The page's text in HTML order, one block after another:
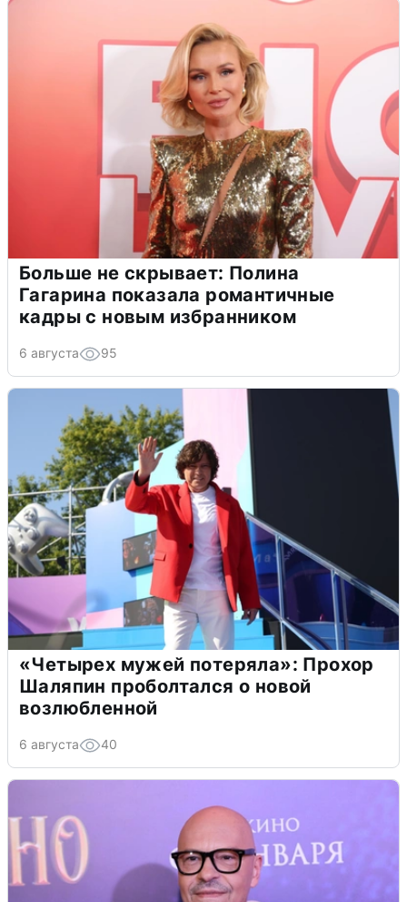
Больше не скрывает: Полина
Гагарина показала романтичные
кадры с новым избранником
6 августа 95
«Четырех мужей потеряла»: Прохор
Шаляпин проболтался о новой
возлюбленной
6 августа 40